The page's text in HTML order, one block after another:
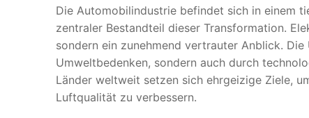
Die Automobilindustrie befindet sich in einem
zentraler Bestandteil dieser Transformation.
sondern ein zunehmend vertrauter Anblick.
Umweltbedenken, sondern auch durch
Länder weltweit setzen sich ehrgeizige Ziele,
Luftqualität zu verbessern.